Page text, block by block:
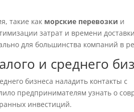
такие как морские перевозки и
затрат и времени
для большинства компаний в
и среднего
бизнеса наладить контакты с
предпринимателям узнать о
инвестиций.